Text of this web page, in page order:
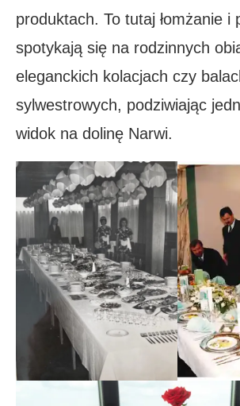
produktach. To tutaj łomżanie i
spotykają się na rodzinnych
eleganckich kolacjach czy
sylwestrowych, podziwiając
widok na dolinę Narwi.